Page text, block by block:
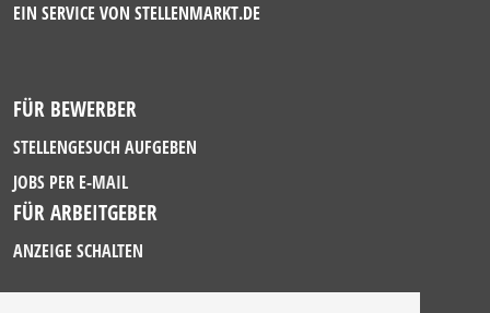
EIN SERVICE VON STELLENMARKT.DE
FÜR BEWERBER
STELLENGESUCH AUFGEBEN
JOBS PER E-MAIL
FÜR ARBEITGEBER
ANZEIGE SCHALTEN